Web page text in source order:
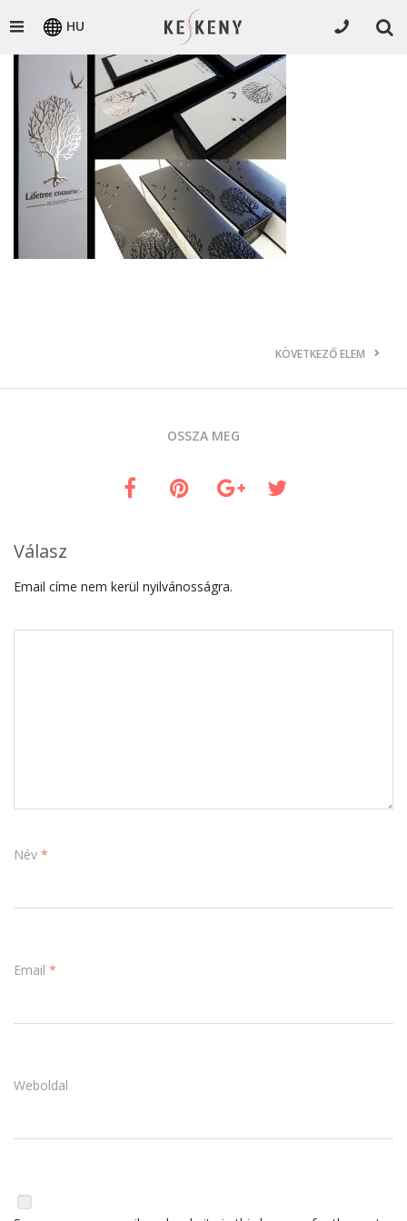
HU
KÖVETKEZŐ ELEM
OSSZA MEG
Válasz
Email címe nem kerül nyilvánosságra.
Név *
Email *
Weboldal